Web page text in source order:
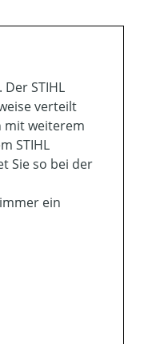
STIHL
verteilt
mit weiterem
STIHL
Sie so bei der
ein